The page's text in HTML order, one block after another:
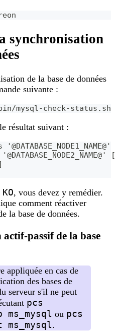
synchronisation
de la base de données
suivante :
mysql-check-status.sh
résultat suivant :
KO, vous devez y remédier.
comment réactiver
la base de données.
passif de la base
appliquée en cas de
des bases de
serveur s'il ne peut
pcs
ou pcs
.